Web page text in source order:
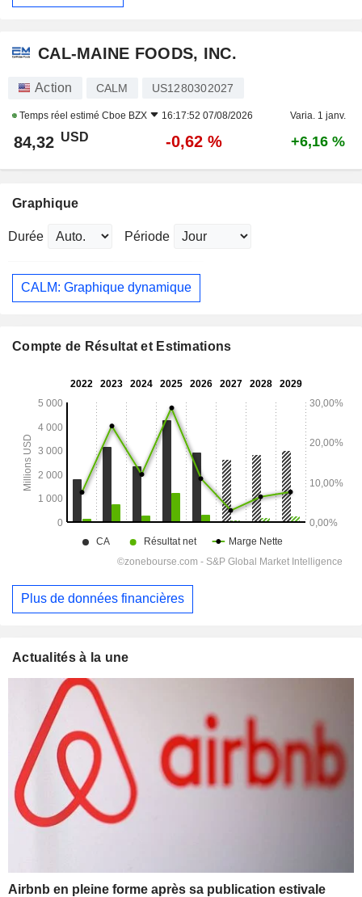
CAL-MAINE FOODS, INC.
Action CALM US1280302027
Temps réel estimé Cboe BZX 16:17:52 07/08/2026 Varia. 1 janv.
84,32 USD -0,62 % +6,16 %
Graphique
Durée Période
CALM: Graphique dynamique
Compte de Résultat et Estimations
Plus de données financières
Actualités à la une
Airbnb en pleine forme après sa publication estivale